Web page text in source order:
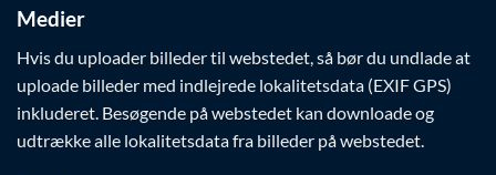
Medier
Hvis du uploader billeder til webstedet, så bør du undlade at
uploade billeder med indlejrede lokalitetsdata (EXIF GPS)
inkluderet. Besøgende på webstedet kan downloade og
udtrække alle lokalitetsdata fra billeder på webstedet.